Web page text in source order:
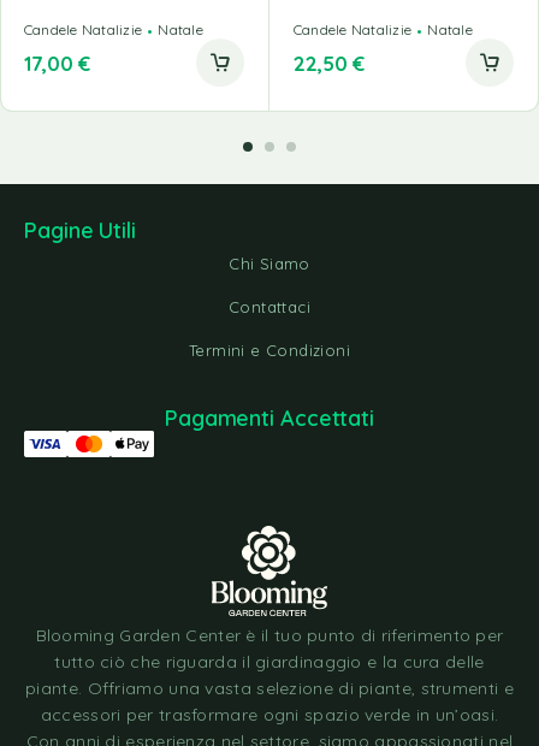
Candele Natalizie Natale
17,00 €
Candele Natalizie Natale
22,50 €
Pagine Utili
Chi Siamo
Contattaci
Termini e Condizioni
Blooming Garden Center è il tuo punto di riferimento per
tutto ciò che riguarda il giardinaggio e la cura delle
piante. Offriamo una vasta selezione di piante, strumenti e
accessori per trasformare ogni spazio verde in un’oasi.
Con anni di esperienza nel settore, siamo appassionati nel
Pagamenti Accettati